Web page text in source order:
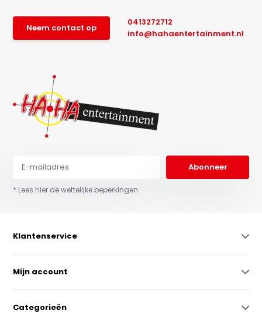
Neem contact op
0413272712
info@hahaentertainment.nl
Abonneer
* Lees hier de wettelijke beperkingen
Klantenservice
Mijn account
Categorieën